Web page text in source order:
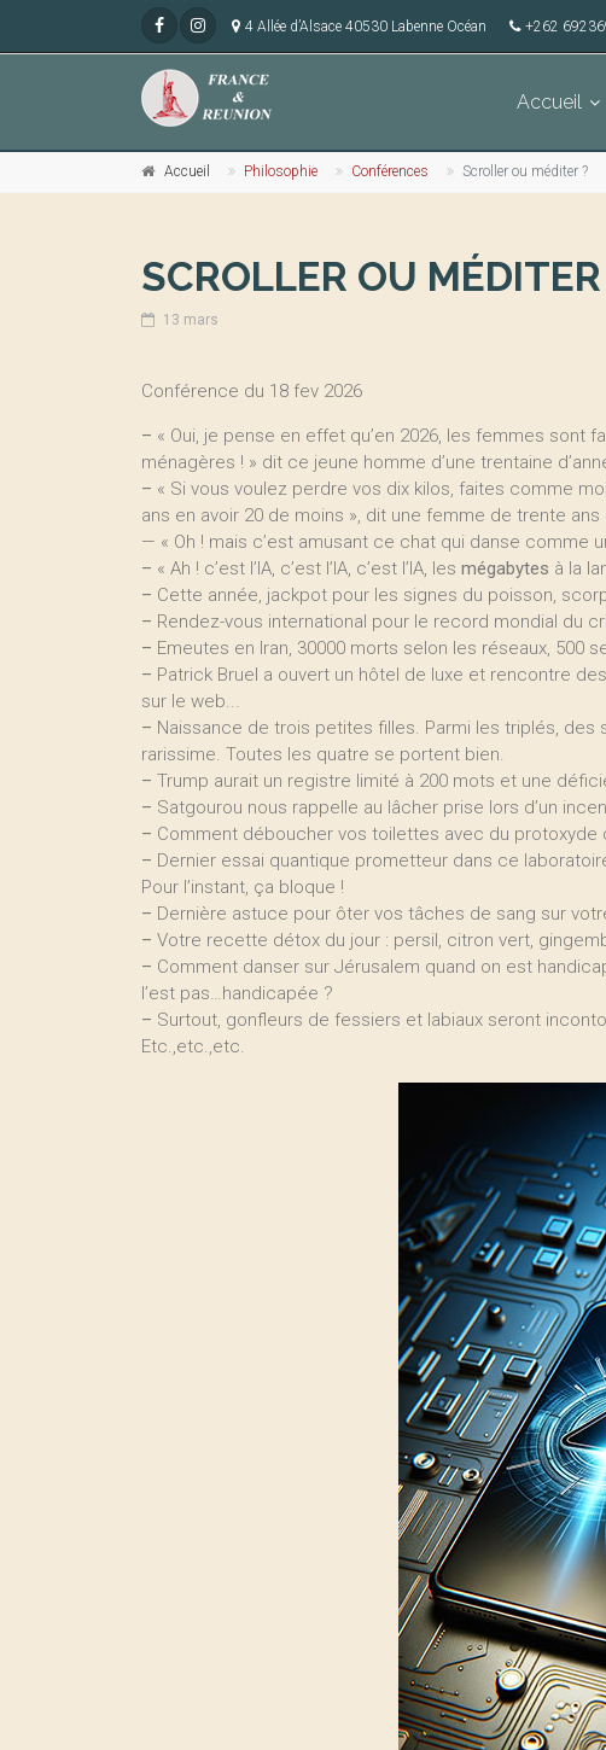
4 Allée d’Alsace 40530 Labenne Océan +262
Accueil
Accueil Philosophie Conférences Scroller ou méditer ?
SCROLLER OU
13 mars
Conférence du 18 fev 2026
– « Oui, je pense en effet qu’en 2026, les femmes sont
ménagères ! » dit ce jeune homme d’une trentaine
– « Si vous voulez perdre vos dix kilos, faites comme
ans en avoir 20 de moins », dit une femme de trente ans
— « Oh ! mais c’est amusant ce chat qui danse comme
– « Ah ! c’est l’IA, c’est l’IA, c’est l’IA, les mégabytes à la
– Cette année, jackpot pour les signes du poisson,
– Rendez-vous international pour le record mondial du
– Emeutes en Iran, 30000 morts selon les réseaux, 500
– Patrick Bruel a ouvert un hôtel de luxe et rencontre
sur le web...
– Naissance de trois petites filles. Parmi les triplés,
rarissime. Toutes les quatre se portent bien.
– Trump aurait un registre limité à 200 mots et une
– Satgourou nous rappelle au lâcher prise lors d’un
– Comment déboucher vos toilettes avec du protoxyde
– Dernier essai quantique prometteur dans ce
Pour l’instant, ça bloque !
– Dernière astuce pour ôter vos tâches de sang sur
– Votre recette détox du jour : persil, citron vert,
– Comment danser sur Jérusalem quand on est
l’est pas…handicapée ?
– Surtout, gonfleurs de fessiers et labiaux seront
Etc.,etc.,etc.